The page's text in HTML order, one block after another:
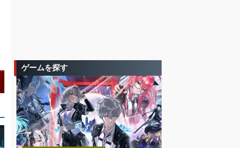
ゲームを探す